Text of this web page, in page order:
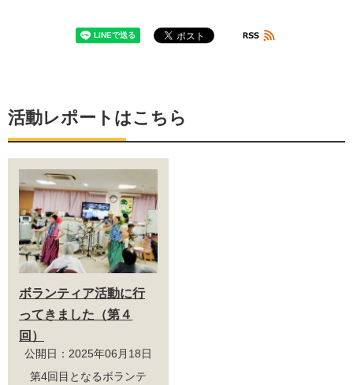
活動レポートはこちら
ボランティア活動に行
ってきました（第４
回）
公開日：2025年06月18日
第4回目となるボランテ